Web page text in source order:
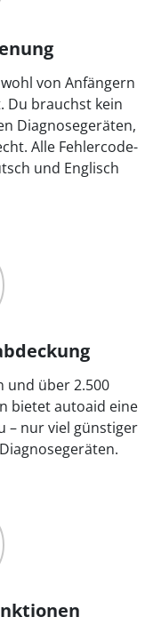
von Anfängern
Du brauchst kein
Diagnosegeräten,
Alle Fehlercode-
und Englisch
und über 2.500
bietet autoaid eine
– nur viel günstiger